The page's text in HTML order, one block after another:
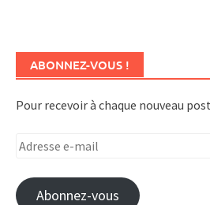
ABONNEZ-VOUS !
Pour recevoir à chaque nouveau
Adresse
mail
Abonnez-vous